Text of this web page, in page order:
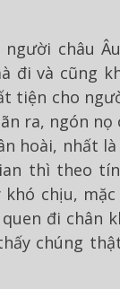
châu
đi và cũng
tiện cho
ra, ngón nọ
hoài, nhất
thì theo
chịu,
đi chân
chúng